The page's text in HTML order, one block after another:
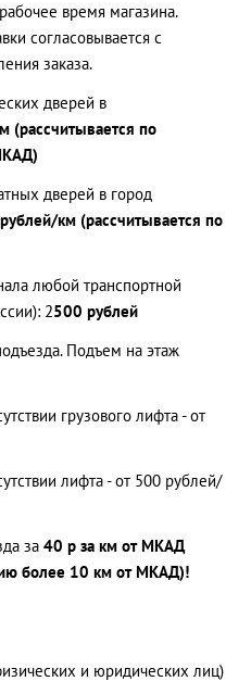
время магазина.
согласовывается с
заказа.
дверей в
(рассчитывается по
дверей в город
км (рассчитывается по
любой транспортной
2500 рублей
Подъем на этаж
грузового лифта - от
лифта - от 500 рублей/
за 40 р за км от МКАД
более 10 км от МКАД)!
и юридических лиц)